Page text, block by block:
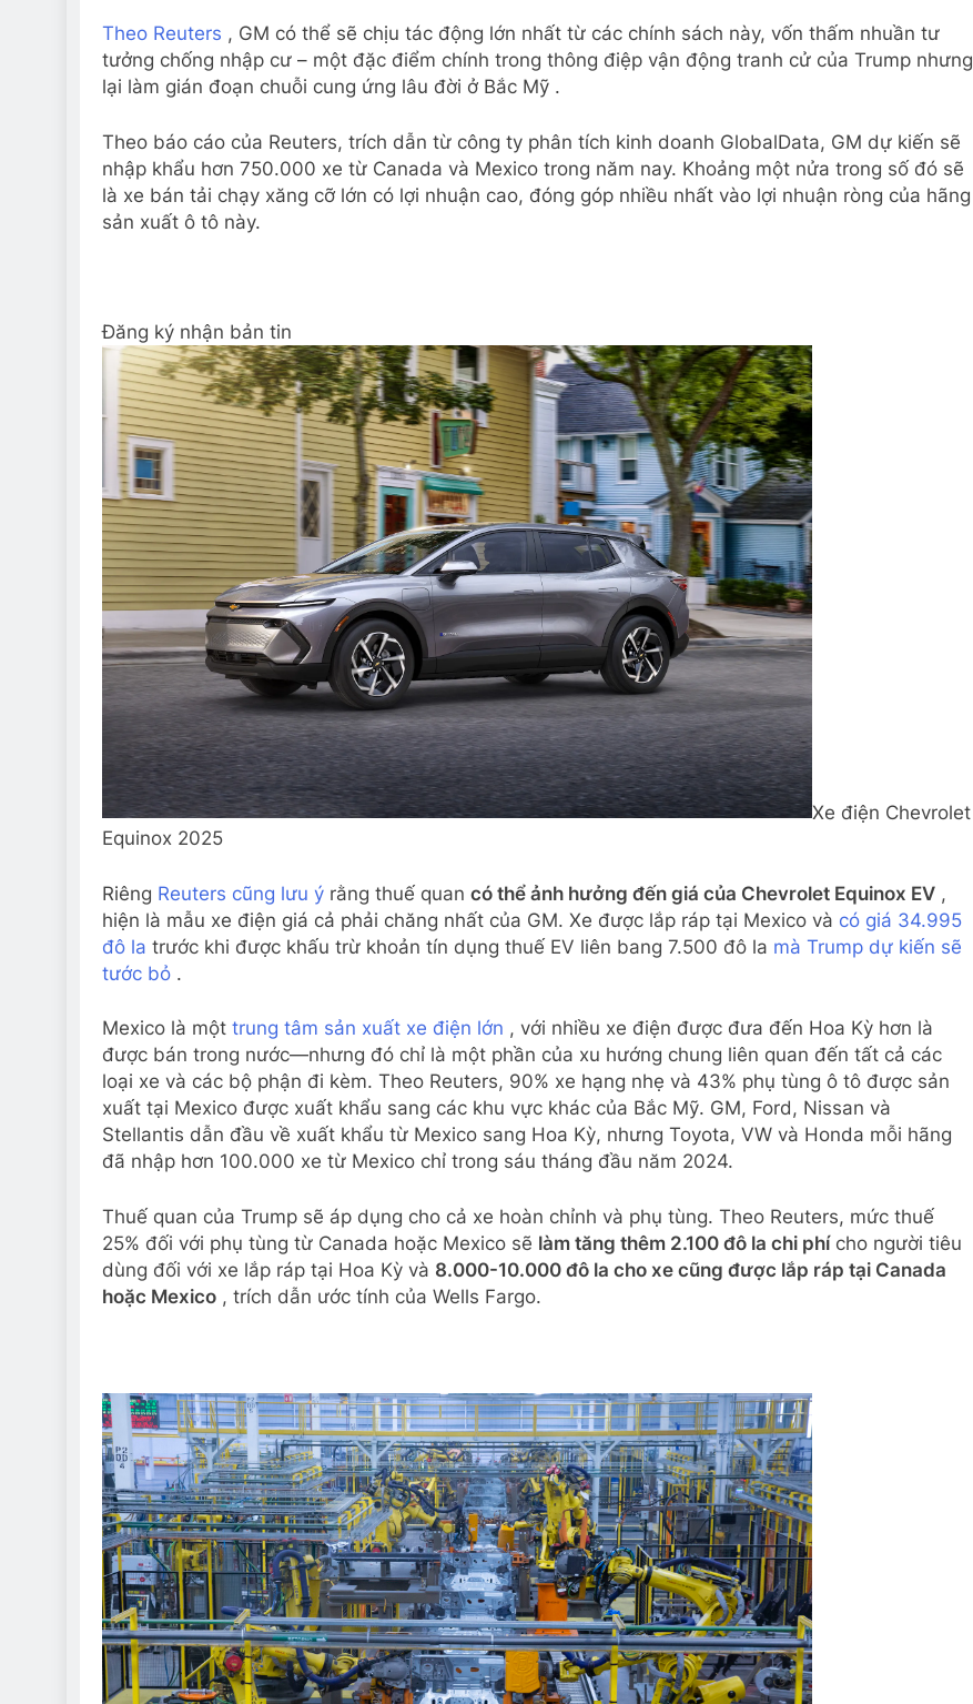
Theo Reuters , GM có thể sẽ chịu tác động lớn nhất từ ​​các chính sách này, vốn thấm nhuần tư
tưởng chống nhập cư – một đặc điểm chính trong thông điệp vận động tranh cử của Trump nhưng
lại làm gián đoạn chuỗi cung ứng lâu đời ở Bắc Mỹ .
Theo báo cáo của Reuters, trích dẫn từ công ty phân tích kinh doanh GlobalData, GM dự kiến ​​sẽ
nhập khẩu hơn 750.000 xe từ Canada và Mexico trong năm nay. Khoảng một nửa trong số đó sẽ
là xe bán tải chạy xăng cỡ lớn có lợi nhuận cao, đóng góp nhiều nhất vào lợi nhuận ròng của hãng
sản xuất ô tô này.
Đăng ký nhận bản tin
Xe điện Chevrolet
Equinox 2025
Riêng Reuters cũng lưu ý rằng thuế quan có thể ảnh hưởng đến giá của Chevrolet Equinox EV ,
hiện là mẫu xe điện giá cả phải chăng nhất của GM. Xe được lắp ráp tại Mexico và có giá 34.995
đô la trước khi được khấu trừ khoản tín dụng thuế EV liên bang 7.500 đô la mà Trump dự kiến ​​sẽ
tước bỏ .
Mexico là một trung tâm sản xuất xe điện lớn , với nhiều xe điện được đưa đến Hoa Kỳ hơn là
được bán trong nước—nhưng đó chỉ là một phần của xu hướng chung liên quan đến tất cả các
loại xe và các bộ phận đi kèm. Theo Reuters, 90% xe hạng nhẹ và 43% phụ tùng ô tô được sản
xuất tại Mexico được xuất khẩu sang các khu vực khác của Bắc Mỹ. GM, Ford, Nissan và
Stellantis dẫn đầu về xuất khẩu từ Mexico sang Hoa Kỳ, nhưng Toyota, VW và Honda mỗi hãng
đã nhập hơn 100.000 xe từ Mexico chỉ trong sáu tháng đầu năm 2024.
Thuế quan của Trump sẽ áp dụng cho cả xe hoàn chỉnh và phụ tùng. Theo Reuters, mức thuế
25% đối với phụ tùng từ Canada hoặc Mexico sẽ làm tăng thêm 2.100 đô la chi phícho người tiêu
dùng đối với xe lắp ráp tại Hoa Kỳ và 8.000-10.000 đô la cho xe cũng được lắp ráp tại Canada
hoặc Mexico , trích dẫn ước tính của Wells Fargo.